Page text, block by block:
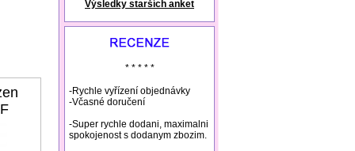
natural remedies rosacea
Výsledky starších anket
* * * * *
-Rychle vyřízení objednávky
-Včasné doručení
-Super rychle dodani, maximalni
spokojenost s dodanym zbozim.